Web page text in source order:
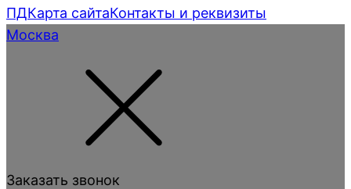
ПДКарта сайтаКонтакты и реквизиты
Москва
Заказать звонок